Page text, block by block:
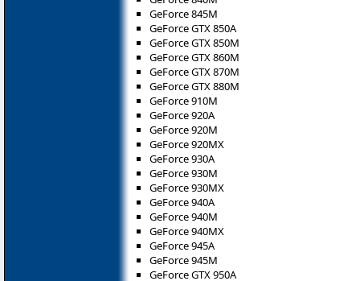
GeForce 845M
GeForce GTX 850A
GeForce GTX 850M
GeForce GTX 860M
GeForce GTX 870M
GeForce GTX 880M
GeForce 910M
GeForce 920A
GeForce 920M
GeForce 920MX
GeForce 930A
GeForce 930M
GeForce 930MX
GeForce 940A
GeForce 940M
GeForce 940MX
GeForce 945A
GeForce 945M
GeForce GTX 950A